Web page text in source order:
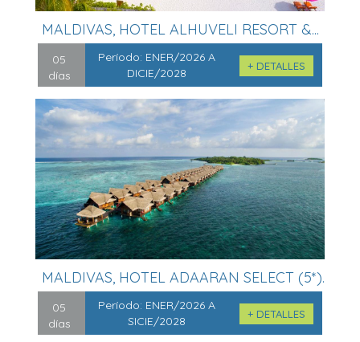
MALDIVAS, HOTEL ALHUVELI RESORT &...
05
días
Período: ENER/2026 A
DICIE/2028
+ DETALLES
MALDIVAS, HOTEL ADAARAN SELECT (5*).
...
05
días
Período: ENER/2026 A
SICIE/2028
+ DETALLES